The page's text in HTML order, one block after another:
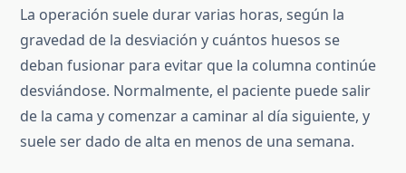
La operación suele durar varias horas, según la
gravedad de la desviación y cuántos huesos se
deban fusionar para evitar que la columna continúe
desviándose. Normalmente, el paciente puede salir
de la cama y comenzar a caminar al día siguiente, y
suele ser dado de alta en menos de una semana.